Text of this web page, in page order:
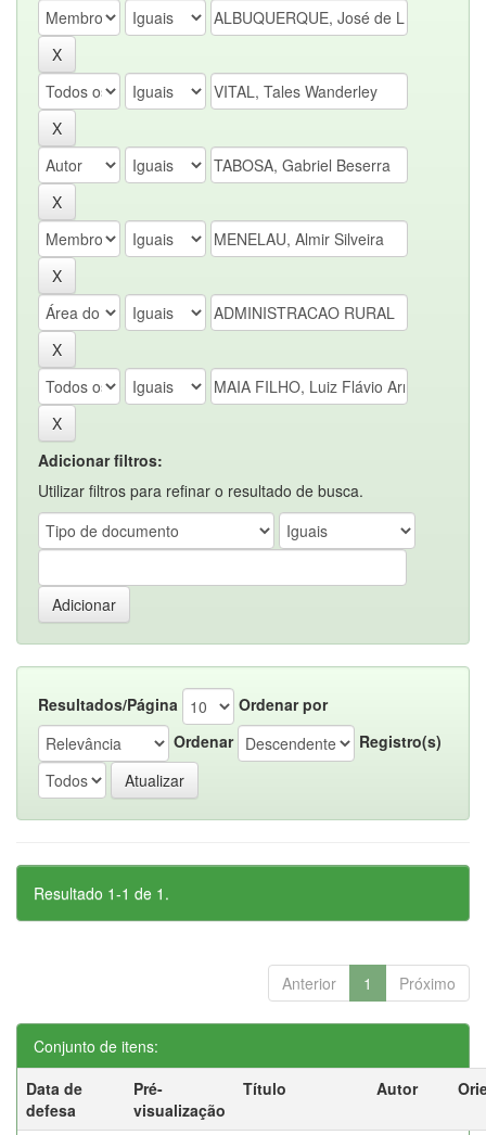
Adicionar filtros:
Utilizar filtros para refinar o resultado de busca.
Resultados/Página
Ordenar por
Ordenar
Registro(s)
Resultado 1-1 de 1.
Anterior 1 Próximo
Conjunto de itens:
Data de
defesa
Pré-
visualização
Título Autor